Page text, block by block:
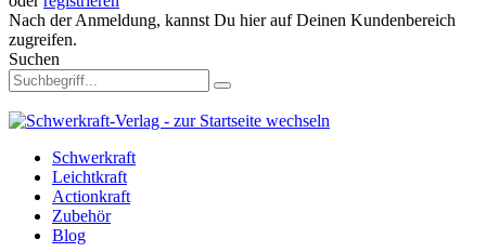
Nach der Anmeldung, kannst Du hier auf Deinen Kundenbereich
zugreifen.
Suchen
Schwerkraft
Leichtkraft
Actionkraft
Zubehör
Blog